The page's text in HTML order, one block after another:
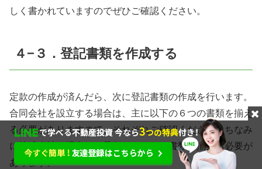
しく書かれていますのでぜひご確認ください。
４−３．登記書類を作成する
定款の作成が済んだら、次に登記書類の作成を行います。
合同会社を設立する場合は、主に以下の６つの書類を揃え
る必要がありますので、それぞれご確認ください。ちなみ
に株式会社の場合だと最低でも９つの書類を揃える必要が
あります。